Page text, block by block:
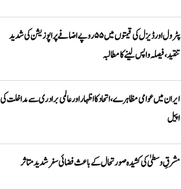
پٹرول اور ڈیزل کی قیمتوں میں ۵۵ روپے اضافے پر اپوزیشن کی شدید
تنقید، فیصلہ واپس لینے کا مطالبہ
ایران میں عوامی مظاہرے، اتحاد کا اظہار اور عالمی برادری سے مداخلت کی
اپیل
مشرقِ وسطیٰ کی کشیدہ صورتحال کے باعث فضائی سفر شدید متاثر